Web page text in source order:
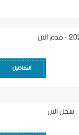
التفاصيل